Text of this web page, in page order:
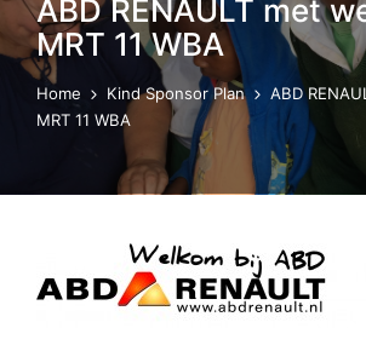
ABD RENAULT met
MRT 11 WBA
Home Kind Sponsor Plan
ABD
MRT 11 WBA